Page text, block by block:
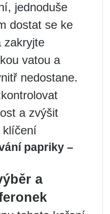
jednoduše
dostat se ke
zakryjte
vatou a
nedostane.
a zvýšit
klíčení
papriky –
a